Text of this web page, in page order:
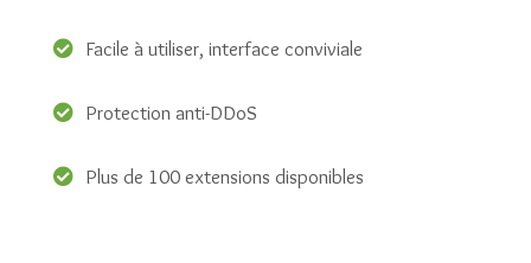
Facile à utiliser, interface conviviale
Protection anti-DDoS
Plus de 100 extensions disponibles